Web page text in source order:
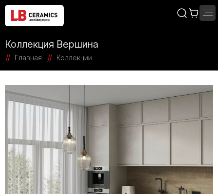
Коллекция Вершина
Главная Коллекции